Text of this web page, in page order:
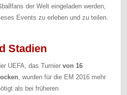
der Welt eingeladen werden,
Events zu erleben und zu teilen.
Stadien
UEFA, das Turniervon 16
, wurden für die EM 2016 mehr
als bei früheren